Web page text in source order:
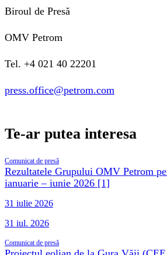
Biroul de Presă
OMV Petrom
Tel. +4 021 40 22201
press.office@petrom.com
Te-ar putea interesa
Comunicat de presă
Rezultatele Grupului OMV Petrom
ianuarie – iunie 2026 [1]
31 iulie 2026
31 iul. 2026
Comunicat de presă